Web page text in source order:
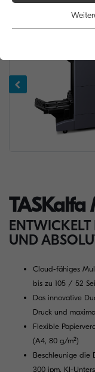
TASKalfa
UND
Cloud-fähiges
bis zu 105 / 52
Das innovative
Druck und
Flexible
(A4, 80 g/m²)
Beschleunige die
300 ipm, KI-